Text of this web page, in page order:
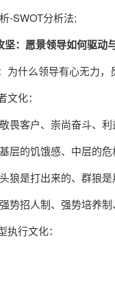
-SWOT分析法;
坚：愿景领导如何驱动
为什么领导有心无力，
文化：
畏客户、崇尚奋斗、利
层的饥饿感、中层的
狼是打出来的、群狼
势招人制、强势培养制
执行文化：